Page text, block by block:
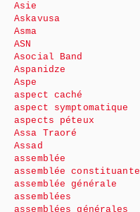
Asie
Askavusa
Asma
ASN
Asocial Band
Aspanidze
Aspe
aspect caché
aspect symptomatique
aspects péteux
Assa Traoré
Assad
assemblée
assemblée constituante
assemblée générale
assemblées
assemblées générales